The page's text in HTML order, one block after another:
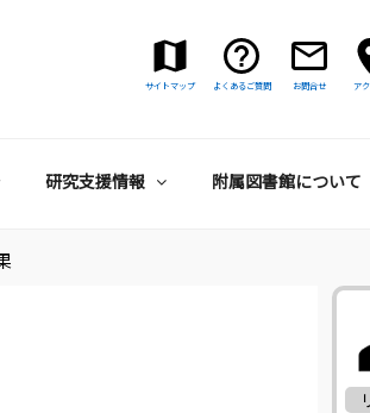
サイトマップ よくあるご質問 お問合せ ア
研究支援情報 附属図書館について